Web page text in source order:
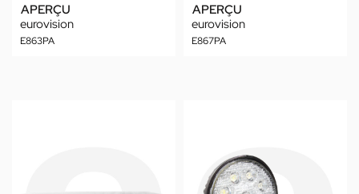
APERÇU
eurovision
E863PA
APERÇU
eurovision
E867PA